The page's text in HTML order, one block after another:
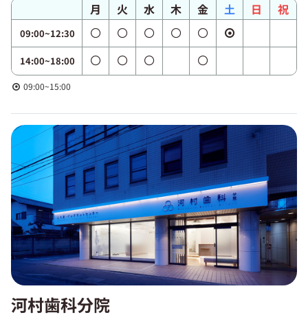
月 火 水 木 金 土 日 祝
09:00~12:30
14:00~18:00
09:00~15:00
河村歯科分院